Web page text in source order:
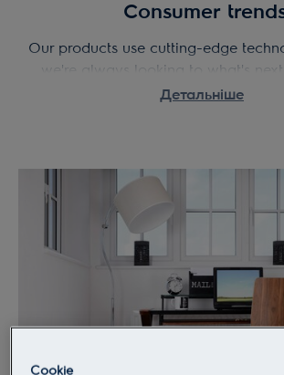
Consumer
Our products use cutting-edge
we're always looking to what's
keep up to date on the latest
Детальніше
Cookie